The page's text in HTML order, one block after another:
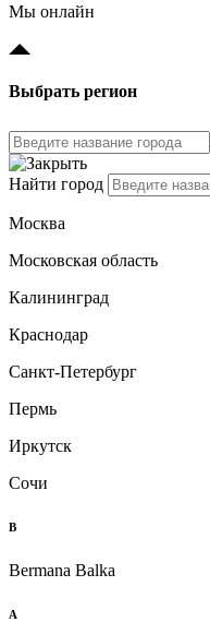
Мы онлайн
Выбрать регион
Найти город
Москва
Московская область
Калининград
Краснодар
Санкт-Петербург
Пермь
Иркутск
Сочи
B
Bermana Balka
А